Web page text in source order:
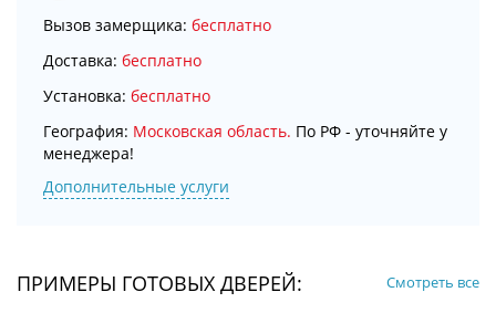
Вызов замерщика: бесплатно
Доставка: бесплатно
Установка: бесплатно
География: Московская область. По РФ - уточняйте у
менеджера!
Дополнительные услуги
ПРИМЕРЫ ГОТОВЫХ ДВЕРЕЙ: Смотреть все